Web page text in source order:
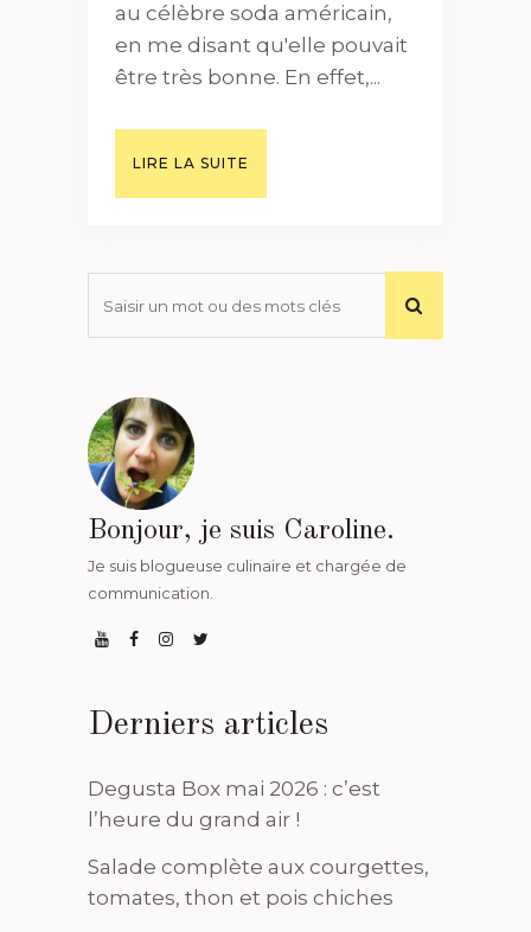
au célèbre soda américain,
en me disant qu'elle pouvait
être très bonne. En effet,...
LIRE LA SUITE
Bonjour, je suis Caroline.
Je suis blogueuse culinaire et chargée de
communication.
Derniers articles
Degusta Box mai 2026 : c’est
l’heure du grand air !
Salade complète aux courgettes,
tomates, thon et pois chiches